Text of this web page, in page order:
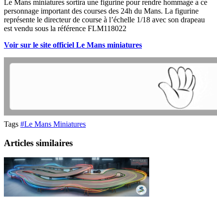
Le Mans miniatures sortira une figurine pour rendre hommage a ce
personnage important des courses des 24h du Mans. La figurine
représente le directeur de course à l’échelle 1/18 avec son drapeau
est vendu sous la référence FLM118022
Voir sur le site officiel Le Mans miniatures
Tags #Le Mans Miniatures
Articles similaires